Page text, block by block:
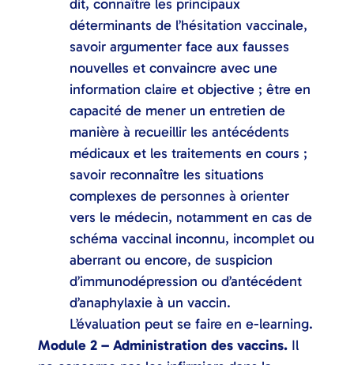
dit, connaître les principaux
déterminants de l’hésitation vaccinale,
savoir argumenter face aux fausses
nouvelles et convaincre avec une
information claire et objective ; être en
capacité de mener un entretien de
manière à recueillir les antécédents
médicaux et les traitements en cours ;
savoir reconnaître les situations
complexes de personnes à orienter
vers le médecin, notamment en cas de
schéma vaccinal inconnu, incomplet ou
aberrant ou encore, de suspicion
d’immunodépression ou d’antécédent
d’anaphylaxie à un vaccin.
L’évaluation peut se faire en e-learning.
Module 2 – Administration des vaccins. Il